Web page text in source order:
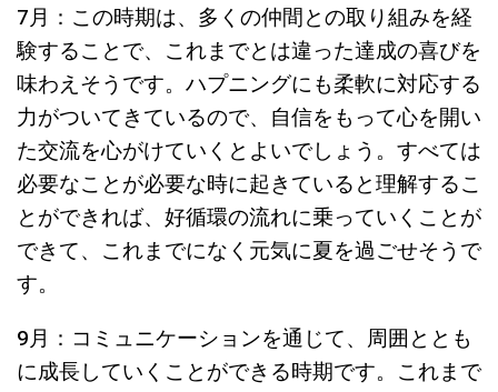
7月：この時期は、多くの仲間との取り組みを経
験することで、これまでとは違った達成の喜びを
味わえそうです。ハプニングにも柔軟に対応する
力がついてきているので、自信をもって心を開い
た交流を心がけていくとよいでしょう。すべては
必要なことが必要な時に起きていると理解するこ
とができれば、好循環の流れに乗っていくことが
できて、これまでになく元気に夏を過ごせそうで
す。
9月：コミュニケーションを通じて、周囲ととも
に成長していくことができる時期です。これまで